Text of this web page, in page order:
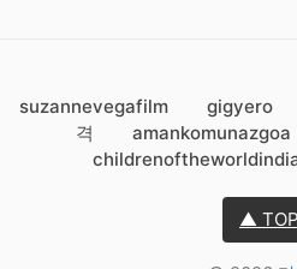
suzannevegafilm gigyero
격
amankomunazgoa
▲ TOP